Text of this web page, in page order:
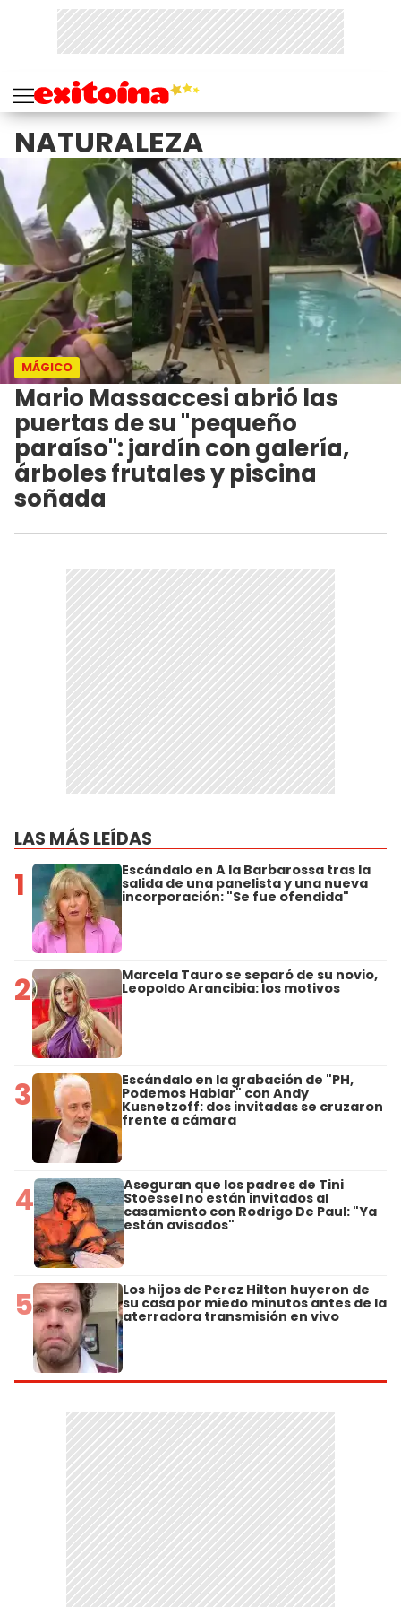
NATURALEZA
MÁGICO
Mario Massaccesi abrió las
puertas de su "pequeño
paraíso": jardín con galería,
árboles frutales y piscina
soñada
LAS MÁS LEÍDAS
1 Escándalo en A la Barbarossa tras la
salida de una panelista y una nueva
incorporación: "Se fue ofendida"
2 Marcela Tauro se separó de su novio,
Leopoldo Arancibia: los motivos
3 Escándalo en la grabación de "PH,
Podemos Hablar" con Andy
Kusnetzoff: dos invitadas se cruzaron
frente a cámara
4 Aseguran que los padres de Tini
Stoessel no están invitados al
casamiento con Rodrigo De Paul: "Ya
están avisados"
5 Los hijos de Perez Hilton huyeron de
su casa por miedo minutos antes de la
aterradora transmisión en vivo